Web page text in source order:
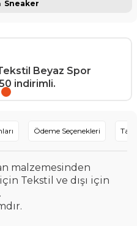
Sneaker
Beyaz Spor
indirimli.
Ödeme Seçenekleri
malzemesinden
Tekstil ve dışı için